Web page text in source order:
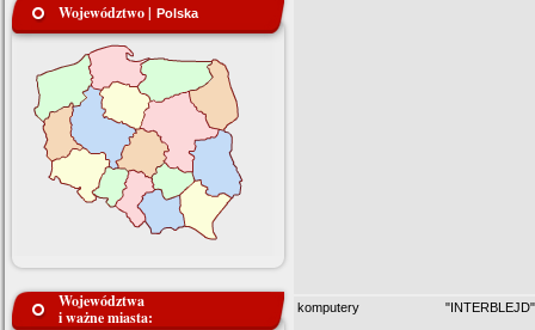
Województwo | Polska
Województwa
i ważne miasta:
komputery "INTERBLEJD"